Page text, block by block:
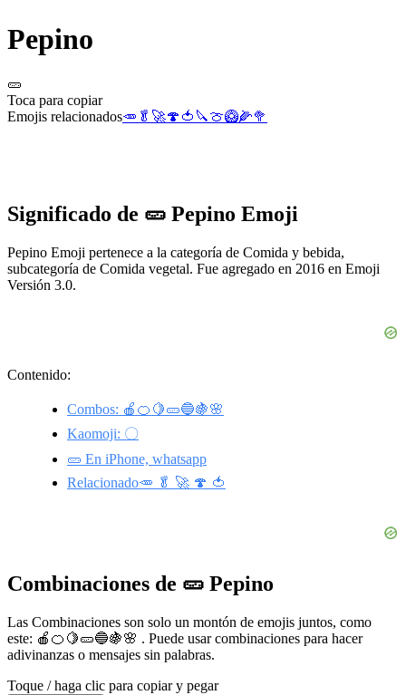
Pepino
🥒
Toca para copiar
Emojis relacionados🥕 🥬 🚀🍄 🍅 🔪🍈🥝🌽🥦
Significado de 🥒 Pepino Emoji
Pepino Emoji pertenece a la categoría de Comida y bebida,
subcategoría de Comida vegetal. Fue agregado en 2016 en Emoji
Versión 3.0.
Contenido:
Combos: 🍎🍊🍋🥒🔵🍇🌸
Kaomoji: 〇
🥒 En iPhone, whatsapp
Relacionado🥕 🥬 🚀 🍄 🍅
Combinaciones de 🥒 Pepino
Las Combinaciones son solo un montón de emojis juntos, como
este: 🍎🍊🍋🥒🔵🍇🌸 . Puede usar combinaciones para hacer
adivinanzas o mensajes sin palabras.
Toque / haga clic para copiar y pegar